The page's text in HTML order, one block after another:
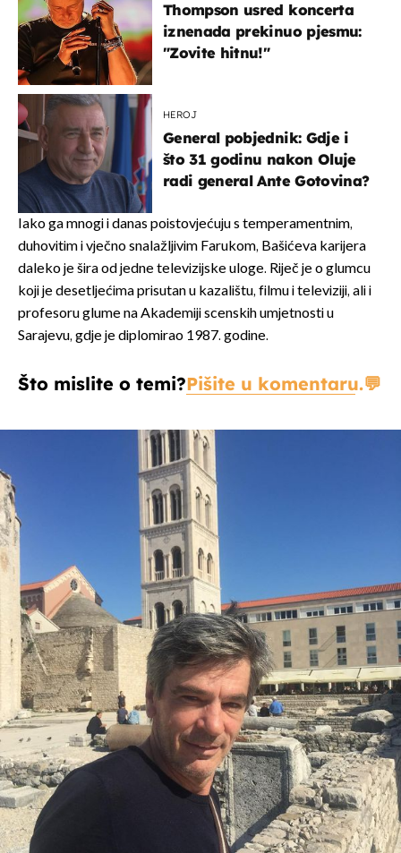
Thompson usred koncerta
iznenada prekinuo pjesmu:
"Zovite hitnu!"
HEROJ
General pobjednik: Gdje i
što 31 godinu nakon Oluje
radi general Ante Gotovina?
Iako ga mnogi i danas poistovjećuju s temperamentnim,
duhovitim i vječno snalažljivim Farukom, Bašićeva karijera
daleko je šira od jedne televizijske uloge. Riječ je o glumcu
koji je desetljećima prisutan u kazalištu, filmu i televiziji, ali i
profesoru glume na Akademiji scenskih umjetnosti u
Sarajevu, gdje je diplomirao 1987. godine.
Što mislite o temi?Pišite u komentaru.